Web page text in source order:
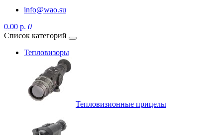
info@wao.su
0.00 р. 0
Список категорий
Тепловизоры
Тепловизионные прицелы